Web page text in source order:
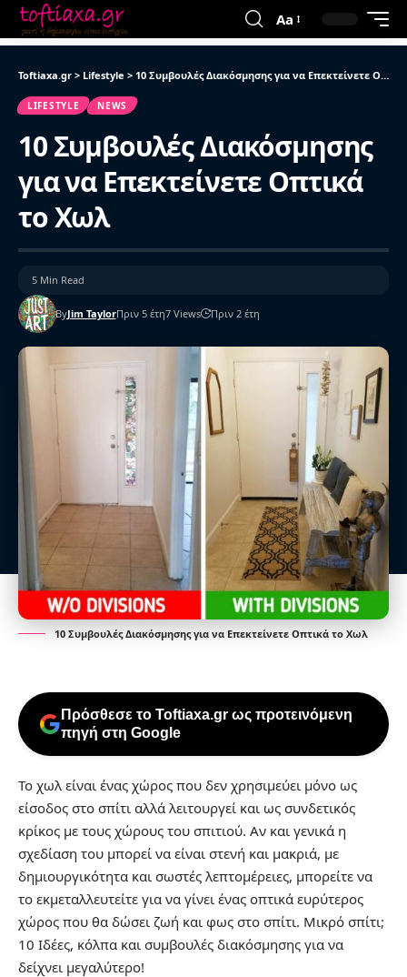
Aa
Toftiaxa.gr > Lifestyle > 10 Συμβουλές Διακόσμησης για να Επεκτείνετε Οπτικά το Χωλ
LIFESTYLE NEWS
10 Συμβουλές Διακόσμησης
για να Επεκτείνετε Οπτικά
το Χωλ
ByJim TaylorΠριν 5 έτη7 Views Πριν 2 έτη
5 Min Read
10 Συμβουλές Διακόσμησης για να Επεκτείνετε Οπτικά το Χωλ
Πρόσθεσε το Toftiaxa.gr ως προτεινόμενη
πηγή στη Google
Το χωλ είναι ένας χώρος που δεν χρησιμεύει μόνο ως
είσοδος στο σπίτι αλλά λειτουργεί και ως συνδετικός
κρίκος με τους χώρους του σπιτιού. Αν και γενικά η
σχεδίαση του μπορεί να είναι στενή και μακριά, με
δημιουργικότητα και σωστές λεπτομέρειες, μπορείτε να
το εκμεταλλευτείτε για να γίνει ένας οπτικά ευρύτερος
χώρος που θα δώσει ζωή και φως στο σπίτι. Μικρό σπίτι;
10 Ιδέες, κόλπα και συμβουλές διακόσμησης για να
δείχνει μεγαλύτερο!